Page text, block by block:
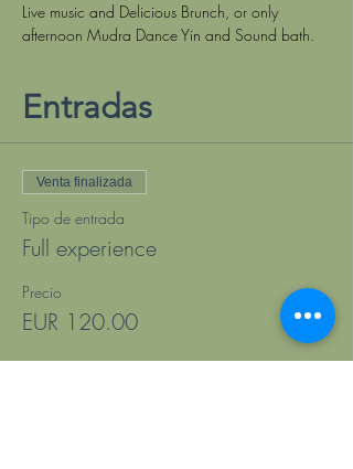
Live music and Delicious Brunch, or only
afternoon Mudra Dance Yin and Sound bath.
Entradas
Venta finalizada
Tipo de entrada
Full experience
Precio
EUR 120.00